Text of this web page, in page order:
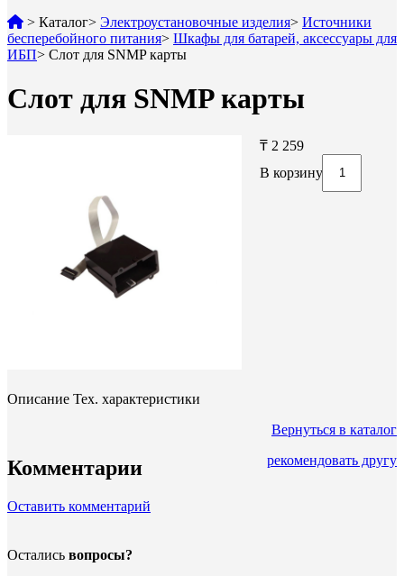
> Каталог> Электроустановочные изделия> Источники
бесперебойного питания> Шкафы для батарей, аксессуары для
ИБП> Слот для SNMP карты
Слот для SNMP карты
₸ 2 259
В корзину
Описание Тех. характеристики
Вернуться в каталог
рекомендовать другу
Комментарии
Оставить комментарий
Остались вопросы?